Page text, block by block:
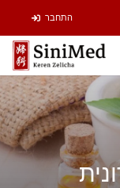
התחבר